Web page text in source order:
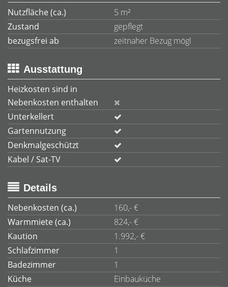
Nutzfläche (ca.)
5 m²
Zustand
gepflegt
bezugsfrei ab
zeitnaher Bezug mögl
Ausstattung
Heizkosten sind in
Nebenkosten enthalten
Unterkellert
Gartennutzung
Denkmalgeschützt
Kabel / Sat-TV
Details
Nebenkosten (ca.)
160,- €
Warmmiete (ca.)
824,- €
Kaution
1.992,- €
Schlafzimmer
1
Badezimmer
1
Küche
Einbauküche